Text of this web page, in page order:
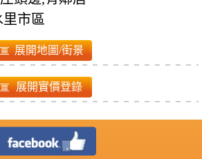
市區